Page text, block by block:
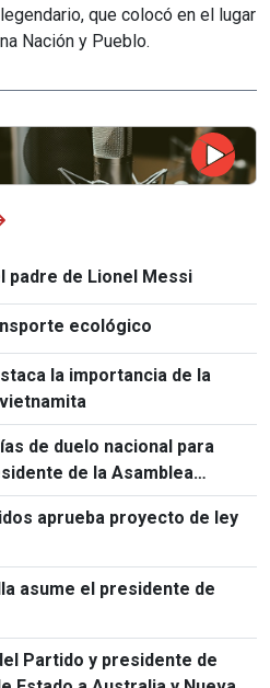
que colocó en el lugar
Nación y Pueblo.
padre de Lionel Messi
ecológico
la importancia de la
de duelo nacional para
de la Asamblea
aprueba proyecto de ley
asume el presidente de
Partido y presidente de